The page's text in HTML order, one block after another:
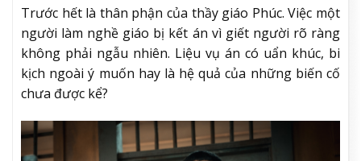
Trước hết là thân phận của thầy giáo Phúc. Việc một
người làm nghề giáo bị kết án vì giết người rõ ràng
không phải ngẫu nhiên. Liệu vụ án có uẩn khúc, bi
kịch ngoài ý muốn hay là hệ quả của những biến cố
chưa được kể?